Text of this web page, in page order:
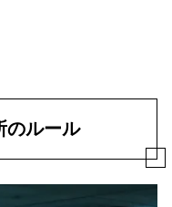
のルール